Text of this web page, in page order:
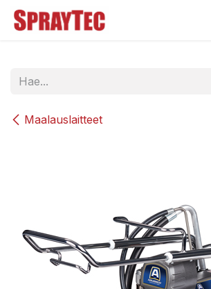
Siirry sisältöön
Maalauslaitteet